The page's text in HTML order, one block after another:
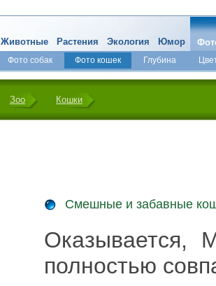
Животные Растения Экология Юмор
Фото собак Фото кошек Глубина
Зоо Кошки
Смешные и забавные
Оказывается,
полностью